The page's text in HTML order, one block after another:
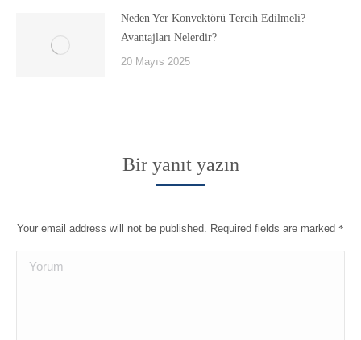
Neden Yer Konvektörü Tercih Edilmeli?
Avantajları Nelerdir?
20 Mayıs 2025
Bir yanıt yazın
Your email address will not be published. Required fields are marked *
Yorum